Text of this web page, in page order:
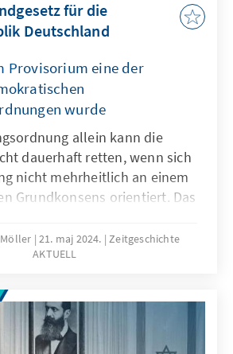
verändert, erläutert
für die
Deutschland
Provisorium eine der
wurde
allein kann die
dauerhaft retten, wenn sich
nicht mehrheitlich an einem
Grundkonsens orientiert. Das
die Väter und Mütter des
aus dieser Erfahrung zogen,
Zeitgeschichte Aktuell.
21. maj 2024. Zeitgeschichte
AKTUELL